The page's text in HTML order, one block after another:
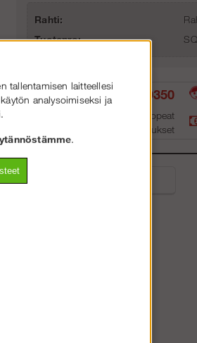
Rahti:
Tuotenro:
+358 2 7249350
Suuret varastot - nopeat
toimitukset
tallentamisen laitteellesi
analysoimiseksi ja